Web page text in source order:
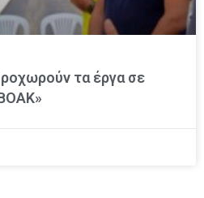
τα έργα σε